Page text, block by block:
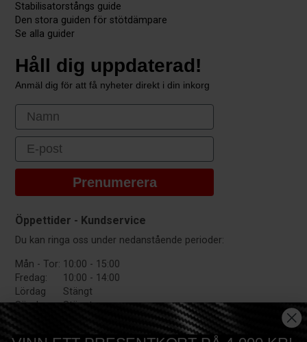
Stabilisatorstångs guide
Den stora guiden för stötdämpare
Se alla guider
Håll dig uppdaterad!
Anmäl dig för att få nyheter direkt i din inkorg
First Name
Email
Prenumerera
Öppettider - Kundservice
Du kan ringa oss under nedanstående perioder:
Mån - Tor: 10:00 - 15:00
Fredag:
10:00 - 14:00
Lördag
Stängt
Söndag:
Stängt